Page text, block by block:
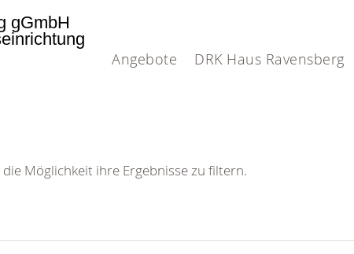
Angebote DRK Haus Ravensberg
gGmbH
Möglichkeit ihre Ergebnisse zu filtern.